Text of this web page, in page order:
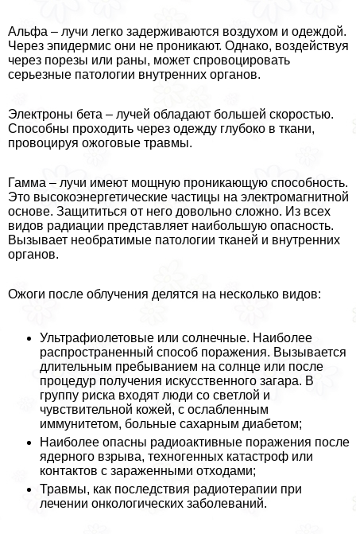
Альфа – лучи легко задерживаются воздухом и одеждой.
Через эпидермис они не проникают. Однако, воздействуя
через порезы или раны, может спровоцировать
серьезные патологии внутренних органов.
Электроны бета – лучей обладают большей скоростью.
Способны проходить через одежду глубоко в ткани,
провоцируя ожоговые травмы.
Гамма – лучи имеют мощную проникающую способность.
Это высокоэнергетические частицы на электромагнитной
основе. Защититься от него довольно сложно. Из всех
видов радиации представляет наибольшую опасность.
Вызывает необратимые патологии тканей и внутренних
органов.
Ожоги после облучения делятся на несколько видов:
Ультрафиолетовые или солнечные. Наиболее
распространенный способ поражения. Вызывается
длительным пребыванием на солнце или после
процедур получения искусственного загара. В
группу риска входят люди со светлой и
чувствительной кожей, с ослабленным
иммунитетом, больные сахарным диабетом;
Наиболее опасны радиоактивные поражения после
ядерного взрыва, техногенных катастроф или
контактов с зараженными отходами;
Травмы, как последствия радиотерапии при
лечении oнкoлoгических заболеваний.